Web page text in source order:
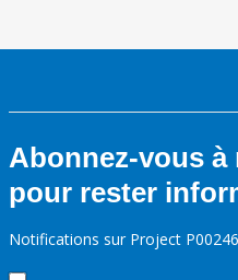
Abonnez-vous
pour rester
Notifications sur Project